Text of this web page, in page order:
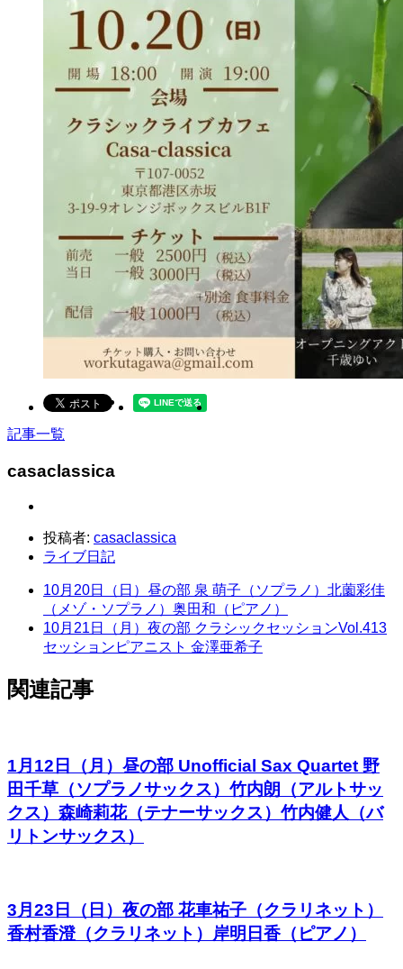
記事一覧
casaclassica
投稿者: casaclassica
ライブ日記
10月20日（日）昼の部 泉 萌子（ソプラノ）北薗彩佳
（メゾ・ソプラノ）奥田和（ピアノ）
10月21日（月）夜の部 クラシックセッションVol.413
セッションピアニスト 金澤亜希子
関連記事
1月12日（月）昼の部 Unofficial Sax Quartet 野
田千草（ソプラノサックス）竹内朗（アルトサッ
クス）森崎莉花（テナーサックス）竹内健人（バ
リトンサックス）
3月23日（日）夜の部 花車祐子（クラリネット）
香村香澄（クラリネット）岸明日香（ピアノ）